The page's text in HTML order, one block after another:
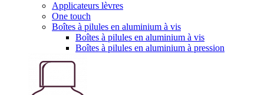
Applicateurs lèvres
One touch
Boîtes à pilules en aluminium à vis
Boîtes à pilules en aluminium à vis
Boîtes à pilules en aluminium à pression